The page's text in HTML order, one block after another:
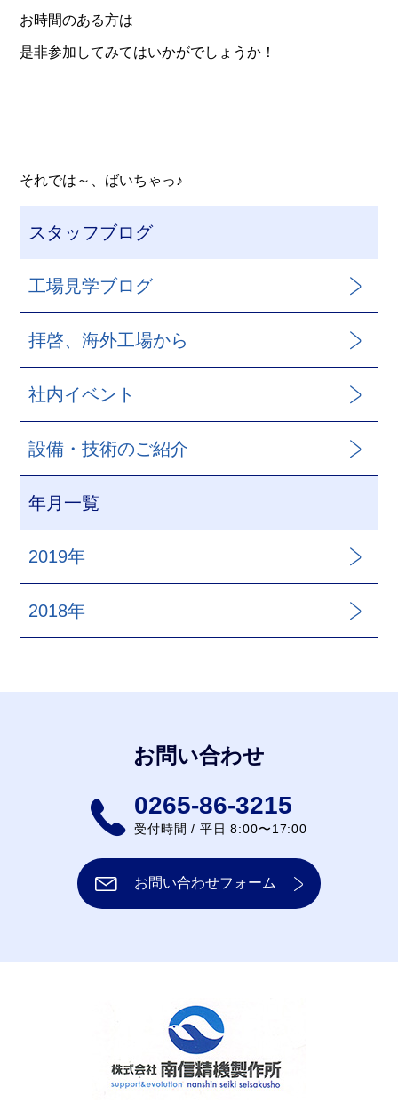
お時間のある方は
是非参加してみてはいかがでしょうか！
それでは～、ばいちゃっ♪
スタッフブログ
工場見学ブログ
拝啓、海外工場から
社内イベント
設備・技術のご紹介
年月一覧
2019年
2018年
お問い合わせ
0265-86-3215
受付時間 / 平日 8:00〜17:00
お問い合わせフォーム